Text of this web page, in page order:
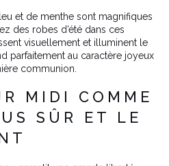
et de menthe sont magnifiques
des robes d’été dans ces
visuellement et illuminent le
parfaitement au caractère joyeux
communion.
MIDI COMME
SÛR ET LE